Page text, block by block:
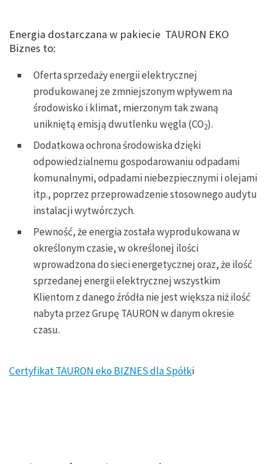
Energia dostarczana w pakiecie TAURON EKO
Biznes to:
Oferta sprzedaży energii elektrycznej
produkowanej ze zmniejszonym wpływem na
środowisko i klimat, mierzonym tak zwaną
unikniętą emisją dwutlenku węgla (CO2).
Dodatkowa ochrona środowiska dzięki
odpowiedzialnemu gospodarowaniu odpadami
komunalnymi, odpadami niebezpiecznymi i olejami
itp., poprzez przeprowadzenie stosownego audytu
instalacji wytwórczych.
Pewność, że energia została wyprodukowana w
określonym czasie, w określonej ilości
wprowadzona do sieci energetycznej oraz, że ilość
sprzedanej energii elektrycznej wszystkim
Klientom z danego źródła nie jest większa niż ilość
nabyta przez Grupę TAURON w danym okresie
czasu.
Certyfikat TAURON eko BIZNES dla Spółki